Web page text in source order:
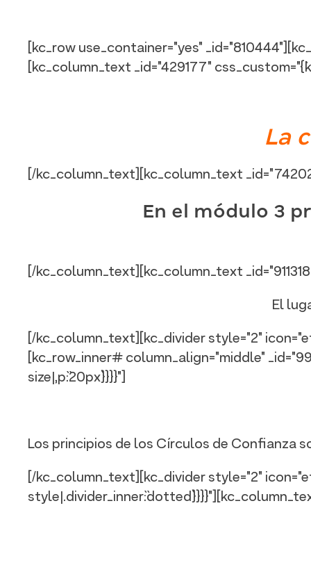
[kc_row use_container="yes"
[kc_column_text _id="429177"
La
[/kc_column_text][kc_column_text
En el módulo 3
[/kc_column_text][kc_column_text
El
[/kc_column_text][kc_divider style="2"
[kc_row_inner# column_align="middle"
size|,p`:`20px`}}}}"]
Los principios de los Círculos de Confianza
[/kc_column_text][kc_divider style="2"